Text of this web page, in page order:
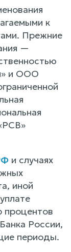
к
Прежние
—
и ООО
и случаях
иной
процентов
России,
периоды.